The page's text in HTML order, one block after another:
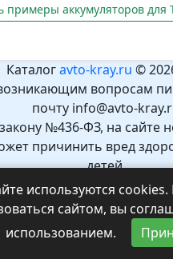
аккумуляторов для
Каталогavto-kray.ru ©
вопросам
почту info@avto-
№436-ФЗ, на сайте
причинить вред
детей.
Рекомендуемый возраст
используются
сайтом, вы
использованием.